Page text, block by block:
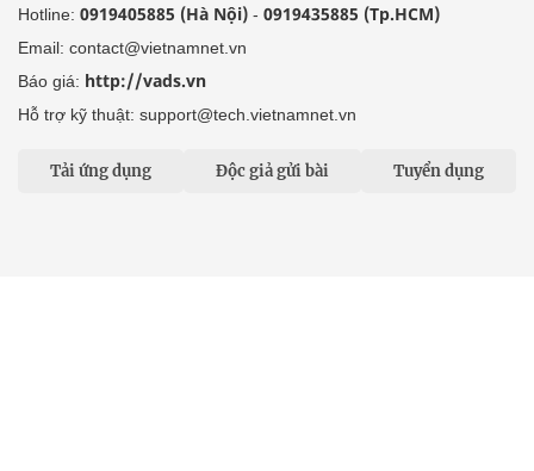
Hotline: 0919405885 (Hà Nội) - 0919435885 (Tp.HCM)
Email: contact@vietnamnet.vn
Báo giá: http://vads.vn
Hỗ trợ kỹ thuật: support@tech.vietnamnet.vn
Tải ứng dụng Độc giả gửi bài Tuyển dụng